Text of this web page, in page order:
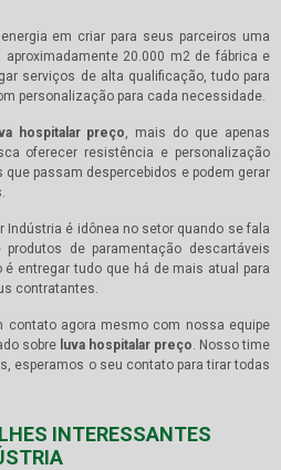
em criar para seus parceiros uma
20.000 m2 de fábrica e
serviços de alta qualificação, tudo para
personalização para cada necessidade.
hospitalar preço, mais do que apenas
oferecer resistência e personalização
passam despercebidos e podem gerar
Indústria é idônea no setor quando se fala
de paramentação descartáveis
entregar tudo que há de mais atual para
contratantes.
contato agora mesmo com nossa equipe
sobre luva hospitalar preço. Nosso time
esperamos o seu contato para tirar todas
INTERESSANTES